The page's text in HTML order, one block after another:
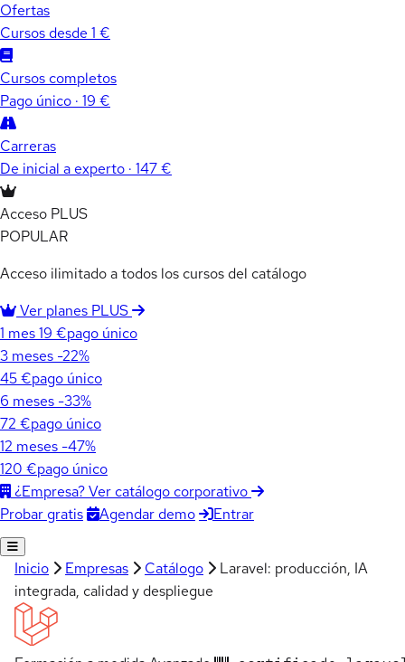
Ofertas
Cursos desde 1 €
Cursos completos
Pago único · 19 €
Carreras
De inicial a experto · 147 €
Acceso PLUS
POPULAR
Acceso ilimitado a todos los cursos del catálogo
Ver planes PLUS
1 mes19 €pago único
3 meses -22%
45 €pago único
6 meses -33%
72 €pago único
12 meses -47%
120 €pago único
¿Empresa? Ver catálogo corporativo
Probar gratis
Agendar demo Entrar
Inicio Empresas Catálogo
Laravel: producción, IA
integrada, calidad y despliegue